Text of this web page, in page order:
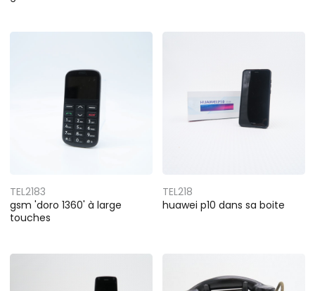
TEL2183
gsm 'doro 1360' à large
touches
TEL218
huawei p10 dans sa boite